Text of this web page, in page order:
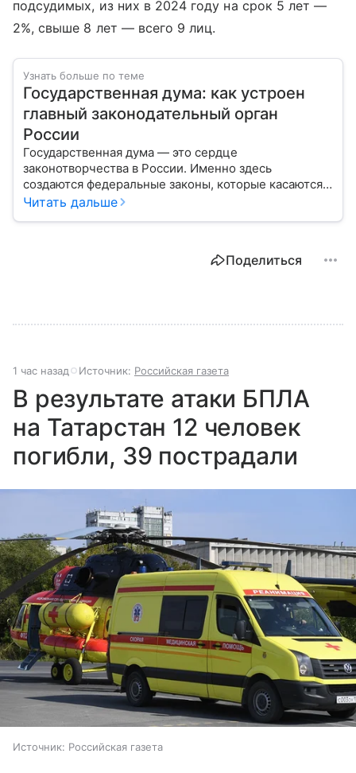
подсудимых, из них в 2024 году на срок 5 лет —
2%, свыше 8 лет — всего 9 лиц.
Узнать больше по теме
Государственная дума: как устроен
главный законодательный орган
России
Государственная дума — это сердце
законотворчества в России. Именно здесь
создаются федеральные законы, которые касаются
жизни каждого гражданина: от образования и
Читать дальше
Поделиться
1 час назад Источник: Российская газета
В результате атаки БПЛА
на Татарстан 12 человек
погибли, 39 пострадали
Источник: Российская газета